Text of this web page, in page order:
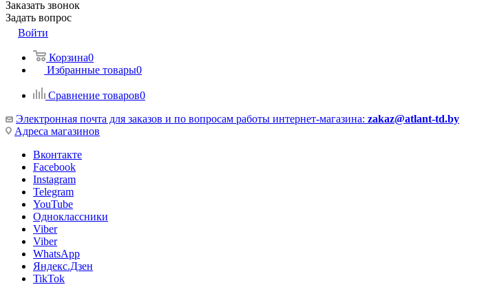
Заказать звонок
Задать вопрос
Войти
Корзина0
Избранные товары0
Сравнение товаров0
Электронная почта для заказов и по вопросам работы интернет-магазина: zakaz@atlant-td.by
Адреса магазинов
Вконтакте
Facebook
Instagram
Telegram
YouTube
Одноклассники
Viber
Viber
WhatsApp
Яндекс.Дзен
TikTok